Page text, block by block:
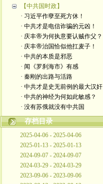
【中共国时政】
· 习近平作孽至死方休！
· 中共才是电信诈骗的元凶！
· 庆丰帝为何执意要认贼作父？
· 庆丰帝治国恰似他扛麦子！
· 中共的本质是邪恶
· 闻《罗刹海市》有感
· 秦刚的出路与活路
· 中共才是史无前例的最大汉奸
· 中共的神经为何如此敏感？
· 没有苏俄就没有中共国
存档目录
2025-04-06 - 2025-04-06
2025-01-13 - 2025-01-13
2024-09-07 - 2024-09-07
2024-03-29 - 2024-03-29
2023-09-06 - 2023-09-06